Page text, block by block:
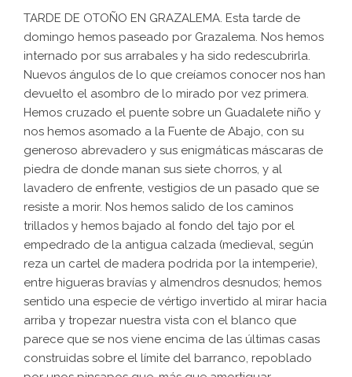
TARDE DE OTOÑO EN GRAZALEMA. Esta tarde de
domingo hemos paseado por Grazalema. Nos hemos
internado por sus arrabales y ha sido redescubrirla.
Nuevos ángulos de lo que creíamos conocer nos han
devuelto el asombro de lo mirado por vez primera.
Hemos cruzado el puente sobre un Guadalete niño y
nos hemos asomado a la Fuente de Abajo, con su
generoso abrevadero y sus enigmáticas máscaras de
piedra de donde manan sus siete chorros, y al
lavadero de enfrente, vestigios de un pasado que se
resiste a morir. Nos hemos salido de los caminos
trillados y hemos bajado al fondo del tajo por el
empedrado de la antigua calzada (medieval, según
reza un cartel de madera podrida por la intemperie),
entre higueras bravías y almendros desnudos; hemos
sentido una especie de vértigo invertido al mirar hacia
arriba y tropezar nuestra vista con el blanco que
parece que se nos viene encima de las últimas casas
construidas sobre el límite del barranco, repoblado